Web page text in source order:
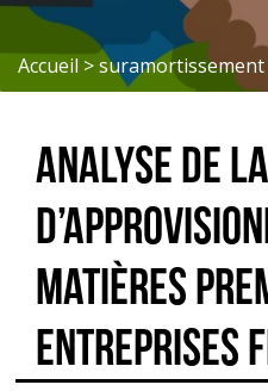
Accueil >suramortissement
Analyse de
matières
entreprises